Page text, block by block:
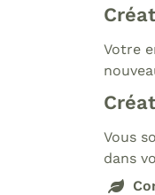
Votre
Vous
dans